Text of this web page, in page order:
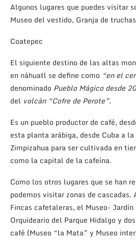
Algunos lugares que puedes visitar
Museo del vestido, Granja de truchas
Coatepec
El siguiente destino de las altas
en náhuatl se define como “en el
denominado Pueblo Mágico desde
del volcán “Cofre de Perote”.
Es un pueblo productor de café,
esta planta arábiga, desde Cuba a
Zimpizahua para ser cultivada en
como la capital de la cafeína.
Como los otros lugares que se han
podemos visitar zonas de cascadas.
Fincas cafetaleras, el Museo- Jardín
Orquideario del Parque Hidalgo y
café (Museo “la Mata” y Museo